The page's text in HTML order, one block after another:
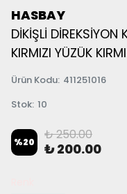
HASBAY
DİKİŞLİ DİREKSİYON
KIRMIZI YÜZÜK
Ürün Kodu: 411251016
Stok: 10
%20 ₺ 250.00
₺ 200.00